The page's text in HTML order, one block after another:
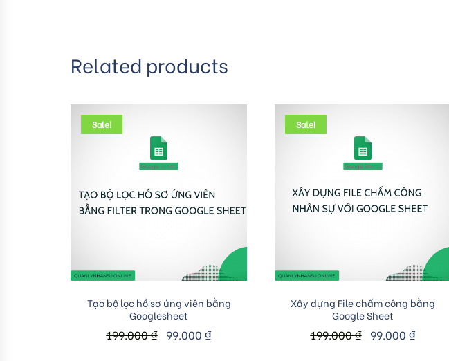
Related products
Sale!
Add to cart
Tạo bộ lọc hồ sơ ứng viên bằng
Googlesheet
199.000₫ 99.000 ₫
Sale!
Add to cart
Xây dựng File chấm công bằng
Google Sheet
199.000₫ 99.000 ₫